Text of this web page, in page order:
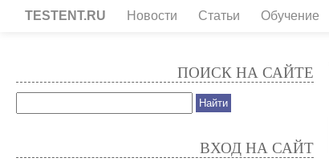
TESTENT.RU Новости Статьи Обучение
ПОИСК НА САЙТЕ
ВХОД НА САЙТ